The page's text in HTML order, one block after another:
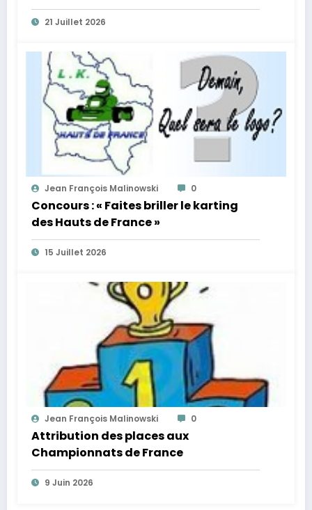
21 Juillet 2026
Jean François Malinowski 0
Concours : « Faites briller le karting
des Hauts de France »
15 Juillet 2026
Jean François Malinowski 0
Attribution des places aux
Championnats de France
9 Juin 2026